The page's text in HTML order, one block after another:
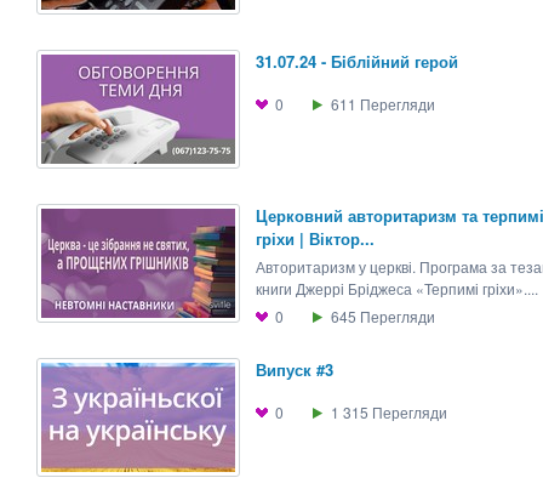
31.07.24 - Бiблiйний герой
0 611 Перегляди
Церковний авторитаризм та терпимі
гріхи | Віктор...
Авторитаризм у церкві. Програма за
книги Джеррі Бріджеса «Терпимі гріхи»....
0
645 Перегляди
Випуск #3
0 1 315 Перегляди